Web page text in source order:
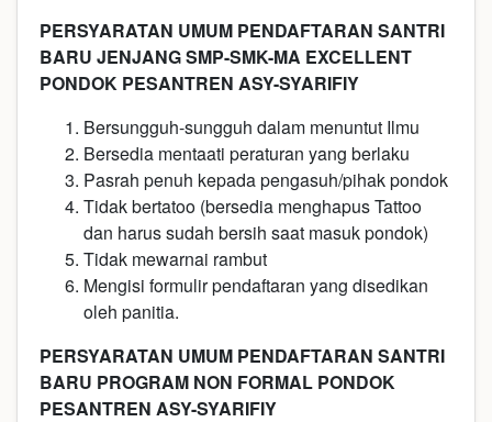
PERSYARATAN UMUM PENDAFTARAN SANTRI
BARU JENJANG SMP-SMK-MA EXCELLENT
PONDOK PESANTREN ASY-SYARIFIY
Bersungguh-sungguh dalam menuntut Ilmu
Bersedia mentaati peraturan yang berlaku
Pasrah penuh kepada pengasuh/pihak pondok
Tidak bertatoo (bersedia menghapus Tattoo
dan harus sudah bersih saat masuk pondok)
Tidak mewarnai rambut
Mengisi formulir pendaftaran yang disedikan
oleh panitia.
PERSYARATAN UMUM PENDAFTARAN SANTRI
BARU PROGRAM NON FORMAL PONDOK
PESANTREN ASY-SYARIFIY